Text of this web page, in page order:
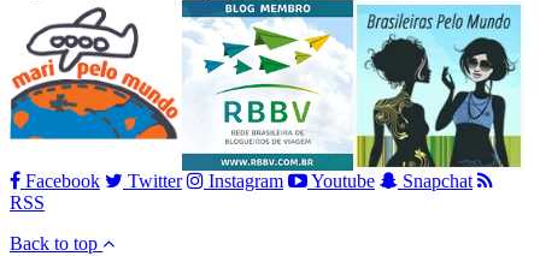
Facebook Twitter Instagram Youtube
Snapchat
RSS
Back to top